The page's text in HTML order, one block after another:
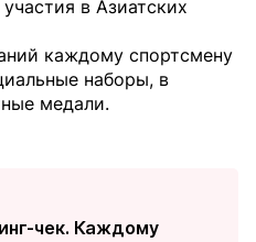
в Азиатских
каждому спортсмену
наборы, в
медали.
чек. Каждому